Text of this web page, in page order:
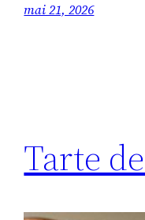
mai 21, 2026
Tarte